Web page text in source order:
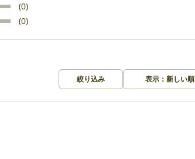
(0)
(0)
絞り込み 表示：新しい順